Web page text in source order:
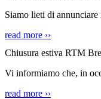
Siamo lieti di
read more ››
Chiusura estiva RTM
Vi informiamo che, in
read more ››